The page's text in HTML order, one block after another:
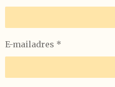
E-mailadres *